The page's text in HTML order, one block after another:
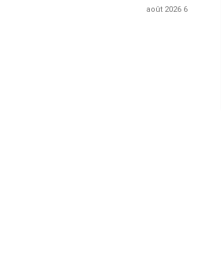
6 août 2026